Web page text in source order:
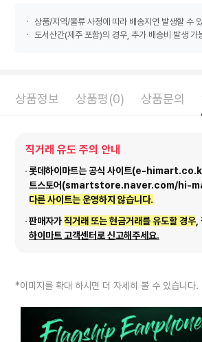
상품/지역/물류 사정에 따라 배송지연 발생할 수
도서산간(제주 포함)의 경우, 추가 배송비 발생 가
상품정보 상품평(0) 상품문의
직거래 유도 주의 안내
롯데하이마트는 공식 사이트(e-
트스토어(smartstore.naver.com/hi-
다른 사이트는 운영하지 않습니다.
판매자가직거래 또는 현금거래를 유도할 경우
하이마트 고객센터로 신고해주세요.
*이미지를 확대 하시면 더 자세히 볼 수 있습니다.